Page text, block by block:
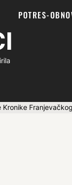
POTRES-
Kronike